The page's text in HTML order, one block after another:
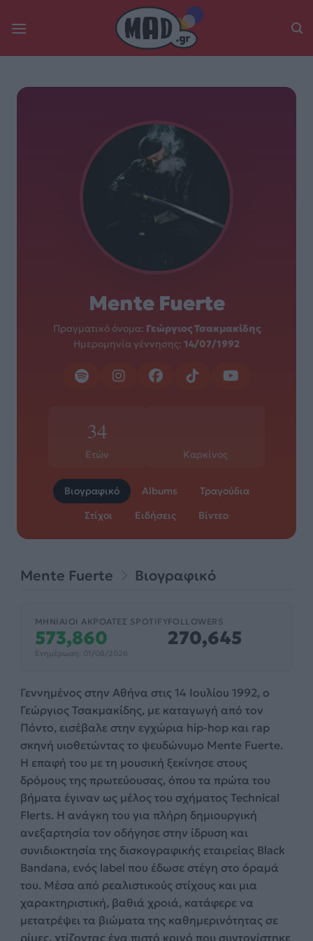
Mente Fuerte
Πραγματικό όνομα: Γεώργιος Τσακμακίδης
Ημερομηνία γέννησης: 14/07/1992
34
Ετών Καρκίνος
Βιογραφικό Albums
Τραγούδια
Στίχοι
Ειδήσεις Βίντεο
Mente Fuerte Βιογραφικό
ΜΗΝΙΑΊΟΙ ΑΚΡΟΑΤΈΣ SPOTIFY
573,860
FOLLOWERS
270,645
Ενημέρωση: 01/08/2026
Γεννημένος στην Αθήνα στις 14 Ιουλίου 1992, ο
Γεώργιος Τσακμακίδης, με καταγωγή από τον
Πόντο, εισέβαλε στην εγχώρια hip-hop και rap
σκηνή υιοθετώντας το ψευδώνυμο Mente Fuerte.
Η επαφή του με τη μουσική ξεκίνησε στους
δρόμους της πρωτεύουσας, όπου τα πρώτα του
βήματα έγιναν ως μέλος του σχήματος Technical
Flerts. Η ανάγκη του για πλήρη δημιουργική
ανεξαρτησία τον οδήγησε στην ίδρυση και
συνιδιοκτησία της δισκογραφικής εταιρείας Black
Bandana, ενός label που έδωσε στέγη στο όραμά
του. Μέσα από ρεαλιστικούς στίχους και μια
χαρακτηριστική, βαθιά χροιά, κατάφερε να
μετατρέψει τα βιώματα της καθημερινότητας σε
ρίμες, χτίζοντας ένα πιστό κοινό που συντονίστηκε